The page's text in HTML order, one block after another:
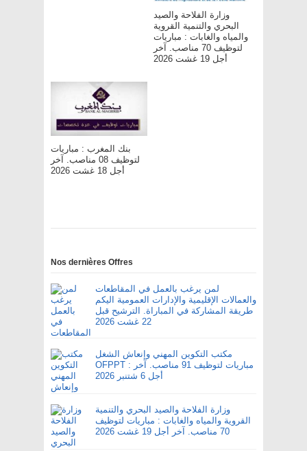
وزارة الفلاحة والصيد
البحري والتنمية القروية
والمياه والغابات : مباريات
لتوظيف 70 مناصب. آخر
أجل 19 غشت 2026
بنك المغرب : مباريات
لتوظيف 08 مناصب. آخر
أجل 18 غشت 2026
Nos dernières Offres
لمن يرغب بالعمل في المقاطعات
والعمالات الإقليمية والإدارات العمومية اليكم
طريقة المشاركة في المباراة. الترشيح قبل
22 غشت 2026
مكتب التكوين المهني وإنعاش الشغل
OFPPT : مباريات لتوظيف 91 مناصب. آخر
أجل 6 شتنبر 2026
وزارة الفلاحة والصيد البحري والتنمية
القروية والمياه والغابات : مباريات لتوظيف
70 مناصب. آخر أجل 19 غشت 2026